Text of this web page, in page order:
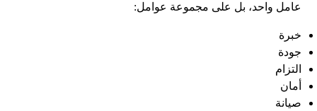
عامل واحد، بل على مجموعة عوامل:
خبرة
جودة
التزام
أمان
صيانة